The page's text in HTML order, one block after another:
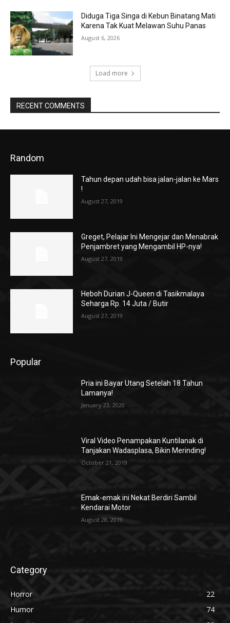
Diduga Tiga Singa di Kebun Binatang Mati
Karena Tak Kuat Melawan Suhu Panas
August 6, 2026
Load more
RECENT COMMENTS
Random
Tahun depan udah bisa jalan-jalan ke Mars
!
August 27, 2019
Greget, Pelajar Ini Mengejar dan Menabrak
Penjambret yang Mengambil HP-nya!
August 27, 2019
Heboh Durian J-Queen di Tasikmalaya
Seharga Rp. 14 Juta / Butir
August 27, 2019
Popular
Pria ini Bayar Utang Setelah 18 Tahun
Lamanya!
January 23, 2020
Viral Video Penampakan Kuntilanak di
Tanjakan Wadasplasa, Bikin Merinding!
October 21, 2019
Emak-emak ini Nekat Berdiri Sambil
Kendarai Motor
August 28, 2019
Category
Horror
22
Humor
74